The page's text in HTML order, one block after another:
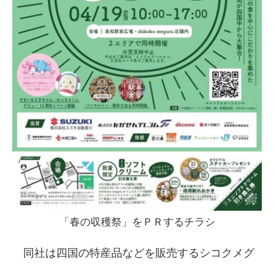
「春の収穫祭」をＰＲするチラシ
同社は四国の特産品などを販売するシコクメグ